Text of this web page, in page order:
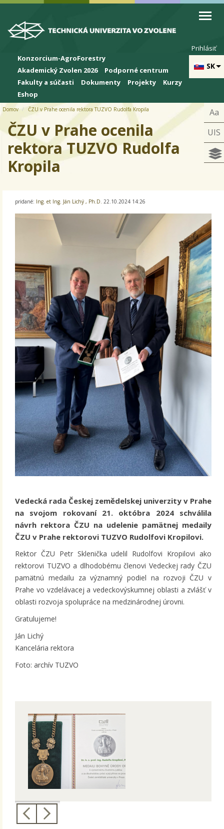
Skip to cookies
Skip to navigation
Skočiť na hlavný obsah
SK
Prihlásiť
Konzorcium-AgroForestry
Akademický Zvolen 2026
Podporné centrum
Fakulty a súčasti
Dokumenty Projekty
Kurzy
Eshop
Aa
UIS
Domov ČZU v Prahe ocenila rektora TUZVO Rudolfa Kropila
ČZU v Prahe ocenila
rektora TUZVO Rudolfa
Kropila
pridané: Ing. et Ing. Ján Lichý , Ph.D. 22.10.2024 14:26
Vedecká rada Českej zemědelskej univerzity v Prahe
na svojom rokovaní 21. októbra 2024 schválila
návrh rektora ČZU na udelenie pamätnej medaily
ČZU v Prahe rektorovi TUZVO Rudolfovi Kropilovi.
Rektor ČZU Petr Sklenička udelil Rudolfovi Kropilovi ako
rektorovi TUZVO a dlhodobému členovi Vedeckej rady ČZU
pamätnú medailu za významný podiel na rozvoji ČZU v
Prahe vo vzdelávacej a vedeckovýskumnej oblasti a zvlášť v
oblasti rozvoja spolupráce na medzinárodnej úrovni.
Gratulujeme!
Ján Lichý
Kancelária rektora
Foto: archív TUZVO